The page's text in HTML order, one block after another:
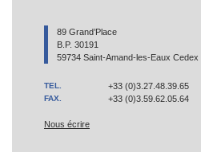
89 Grand’Place
B.P. 30191
59734 Saint-Amand-les-Eaux Cedex
TEL. +33 (0)3.27.48.39.65
FAX. +33 (0)3.59.62.05.64
Nous écrire